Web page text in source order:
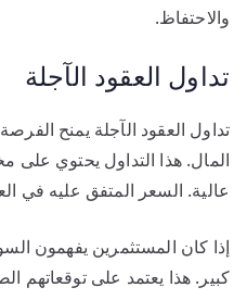
والاحتفاظ.
تداول العقود الآجلة
تداول العقود الآجلة يمنح
المال. هذا التداول يحتوي على
عالية. السعر المتفق عليه في
إذا كان المستثمرين يفهمون
كبير. هذا يعتمد على توقعاتهم